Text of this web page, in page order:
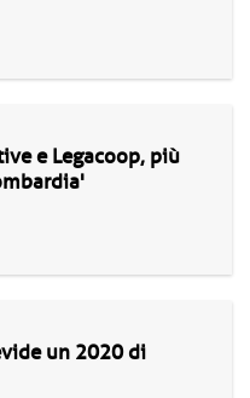
e Legacoop, più
un 2020 di